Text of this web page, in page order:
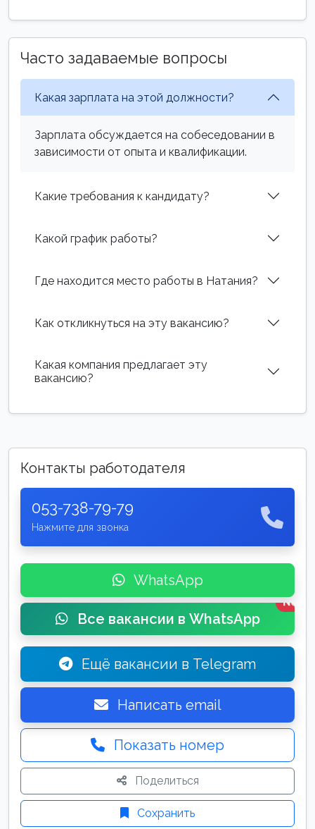
Часто задаваемые вопросы
Какая зарплата на этой должности?
Зарплата обсуждается на собеседовании в
зависимости от опыта и квалификации.
Какие требования к кандидату?
Какой график работы?
Где находится место работы в Натания?
Как откликнуться на эту вакансию?
Какая компания предлагает эту
вакансию?
Контакты работодателя
053-738-79-79
Нажмите для звонка
WhatsApp
Все вакансии в WhatsApp
New
Ещё вакансии в Telegram
Написать email
Показать номер
Поделиться
Сохранить